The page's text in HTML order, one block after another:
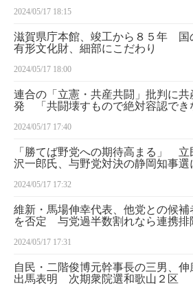
2024/05/17 18:15
滋賀県庁本館、竣工から８５年 国
有形文化財、細部にこだわり
2024/05/17 18:00
連合の「立憲・共産共闘」批判に共
発 「共闘壊すもので絶対容認でき
2024/05/17 17:40
「勝てば野党への期待高まる」 立
沢一郎氏、与野党対決の静岡知事選
2024/05/17 17:32
維新・馬場伸幸代表、他党との候補
を否定 与党過半数割れなら連携排
2024/05/17 17:31
自民・二階俊博元幹事長の三男、伸
出馬表明 次期衆院選和歌山２区